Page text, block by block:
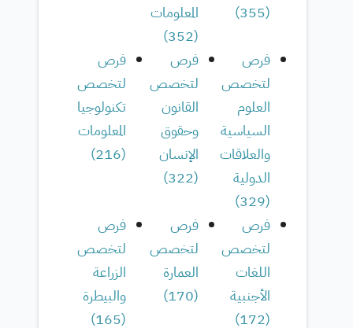
(
355
)
المعلومات
(
352
)
فرص
لتخصص
العلوم
السياسية
والعلاقات
الدولية
(
329
)
فرص
لتخصص
القانون
وحقوق
الإنسان
(
322
)
فرص
لتخصص
تكنولوجيا
المعلومات
(
216
)
فرص
لتخصص
اللغات
الأجنبية
(
172
)
فرص
لتخصص
العمارة
(
170
)
فرص
لتخصص
الزراعة
والبيطرة
(
165
)